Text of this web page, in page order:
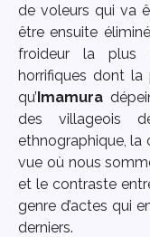
de voleurs qui va
être ensuite
froideur la plus
horrifiques dont
qu’Imamura
des villageois
ethnographique, la
vue où nous
et le contraste
genre d’actes qui
derniers.